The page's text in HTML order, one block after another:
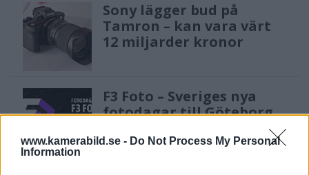
www.kamerabild.se - Do Not Process My Personal
Information
Sony lägger bud på
Tamron – kan vara värt
12 miljarder kronor
F3 Foto – Sveriges nya
fotodagar till Göteborg,